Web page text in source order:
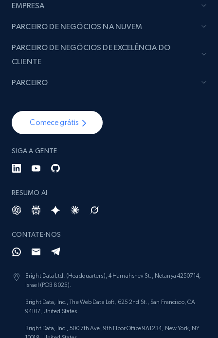
EMPRESA
Comece grátis
SIGA A GENTE
RESUMO AI
CONTATE-NOS
Bright Data Ltd. (Headquarters), 4 Hamahshev St., Netanya 4250714,
Israel (POB 8025).
Bright Data, Inc., The Web Data Loft, 625 2nd St., San Francisco, CA
94107, United States.
Bright Data, Inc., 500 7th Ave, 9th Floor Office 9A1234, New York, NY
PARCEIRO DE NEGÓCIOS NA NUVEM
PARCEIRO DE NEGÓCIOS DE EXCELÊNCIA DO
CLIENTE
PARCEIRO